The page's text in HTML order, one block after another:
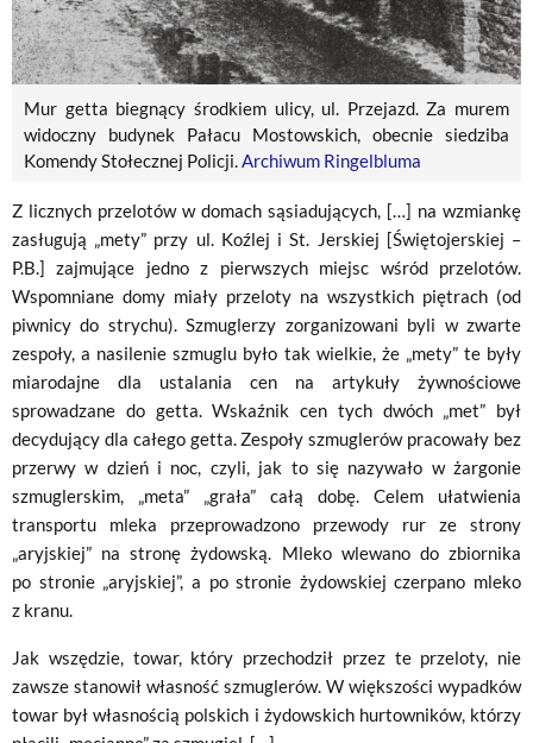
Mur getta biegnący środkiem ulicy, ul. Przejazd. Za murem
widoczny budynek Pałacu Mostowskich, obecnie siedziba
Komendy Stołecznej Policji.Archiwum Ringelbluma
Z licznych przelotów w domach sąsiadujących, […] na wzmiankę
zasługują „mety” przy ul. Koźlej i St. Jerskiej [Świętojerskiej –
P.B.] zajmujące jedno z pierwszych miejsc wśród przelotów.
Wspomniane domy miały przeloty na wszystkich piętrach (od
piwnicy do strychu). Szmuglerzy zorganizowani byli w zwarte
zespoły, a nasilenie szmuglu było tak wielkie, że „mety” te były
miarodajne dla ustalania cen na artykuły żywnościowe
sprowadzane do getta. Wskaźnik cen tych dwóch „met” był
decydujący dla całego getta. Zespoły szmuglerów pracowały bez
przerwy w dzień i noc, czyli, jak to się nazywało w żargonie
szmuglerskim, „meta” „grała” całą dobę. Celem ułatwienia
transportu mleka przeprowadzono przewody rur ze strony
„aryjskiej” na stronę żydowską. Mleko wlewano do zbiornika
po stronie „aryjskiej”, a po stronie żydowskiej czerpano mleko
z kranu.
Jak wszędzie, towar, który przechodził przez te przeloty, nie
zawsze stanowił własność szmuglerów. W większości wypadków
towar był własnością polskich i żydowskich hurtowników, którzy